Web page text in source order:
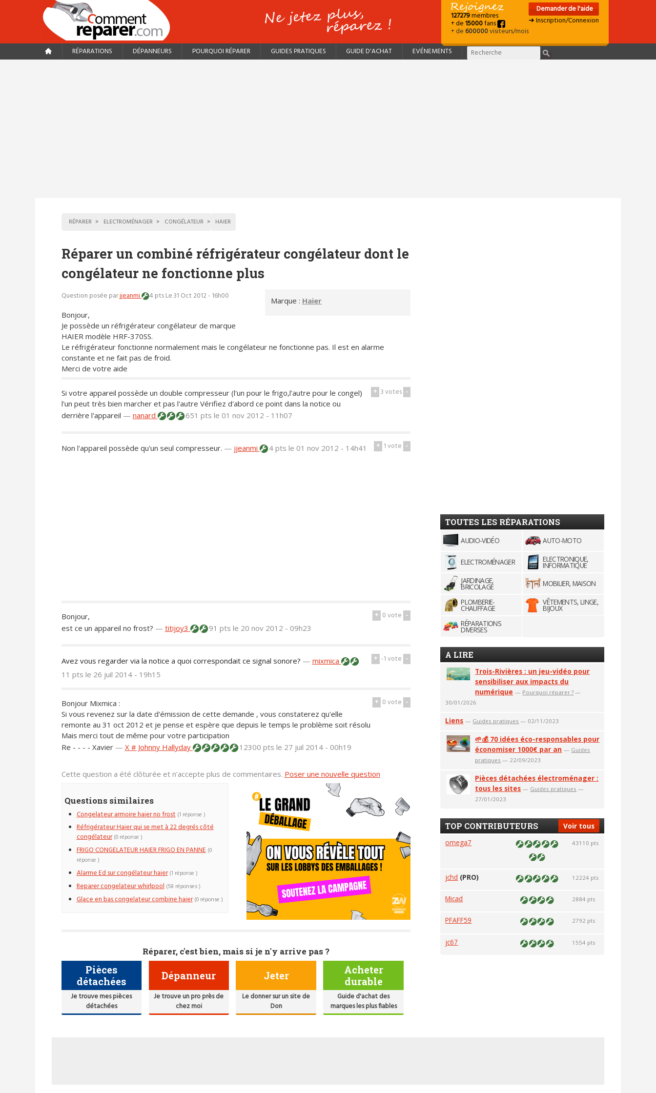
127279membres
+ de15000fans
+ de600000visiteurs/mois
Demander de l'aide
➜ Inscription/Connexion
RÉPARATIONS DÉPANNEURS POURQUOI RÉPARER GUIDES PRATIQUES GUIDE D'ACHAT EVÉNEMENTS
RÉPARER ELECTROMÉNAGER CONGÉLATEUR HAIER
Réparer un combiné réfrigérateur congélateur dont le
congélateur ne fonctionne plus
Marque : Haier
Question posée parjjeanmi 4 ptsLe 31 Oct 2012 - 16h00
Bonjour,
Je possède un réfrigérateur congélateur de marque
HAIER modèle HRF-370SS.
Le réfrigérateur fonctionne normalement mais le congélateur ne fonctionne pas. Il est en alarme
constante et ne fait pas de froid.
Merci de votre aide
+ 3votes -
Si votre appareil possède un double compresseur (l'un pour le frigo,l'autre pour le congel)
l'un peut très bien marcher et pas l'autre Vérifiez d'abord ce point dans la notice ou
derrière l'appareil — nanard 651 pts le 01 nov 2012 - 11h07
+ 1vote -
Non l'appareil possède qu'un seul compresseur. — jjeanmi 4 pts le 01 nov 2012 - 14h41
+ 0vote -
Bonjour,
est ce un appareil no frost? — titijoy3 91 pts le 20 nov 2012 - 09h23
+ -1vote -
Avez vous regarder via la notice a quoi correspondait ce signal sonore? — mixmica
11 pts le 26 juil 2014 - 19h15
+ 0vote -
Bonjour Mixmica :
Si vous revenez sur la date d'émission de cette demande , vous constaterez qu'elle
remonte au 31 oct 2012 et je pense et espère que depuis le temps le problème soit résolu
Mais merci tout de même pour votre participation
Re - - - - Xavier — X # Johnny Hallyday 12300 pts le 27 juil 2014 - 00h19
Cette question a été clôturée et n'accepte plus de commentaires. Poser une nouvelle question
Questions similaires
Congelateur armoire haier no frost (1 réponse )
Réfrigérateur Haier qui se met à 22 degrés côté
congélateur (0 réponse )
FRIGO CONGELATEUR HAIER FRIGO EN PANNE (0
réponse )
Alarme Ed sur congélateur haier (1 réponse )
Reparer congelateur whirlpool (58 réponses )
Glace en bas congelateur combine haier (0 réponse )
Réparer, c'est bien, mais si je n'y arrive pas ?
Pièces
détachées
Je trouve mes pièces
détachées
Dépanneur
Je trouve un pro près de
chez moi
Jeter
Le donner sur un site de
Don
Acheter
durable
Guide d'achat des
marques les plus fiables
TOUTES LES RÉPARATIONS
AUDIO-VIDÉO AUTO-MOTO
ELECTROMÉNAGER ELECTRONIQUE,
INFORMATIQUE
JARDINAGE,
BRICOLAGE
MOBILIER, MAISON
PLOMBERIE-
CHAUFFAGE
VÊTEMENTS, LINGE,
BIJOUX
RÉPARATIONS
DIVERSES
A LIRE
Trois-Rivières : un jeu-vidéo pour
sensibiliser aux impacts du
numérique — Pourquoi réparer ? —
30/01/2026
Liens — Guides pratiques — 02/11/2023
🌱💰 70 idées éco-responsables pour
économiser 1000€ par an — Guides
pratiques — 22/09/2023
Pièces détachées électroménager :
tous les sites — Guides pratiques —
27/01/2023
Voir tous
TOP CONTRIBUTEURS
omega7 43110 pts
jchd (PRO) 12224 pts
Micad 2884 pts
PFAFF59 2792 pts
jc67 1554 pts